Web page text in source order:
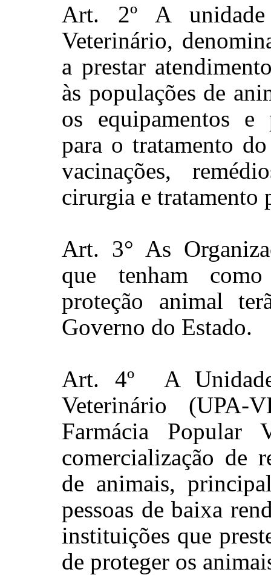
Art. 2º A
Veterinário,
a prestar
às populações de
os equipamentos e
para o tratamento
vacinações,
cirurgia e tratamento
Art. 3° As
que tenham
proteção animal
Governo do Estado.
Art. 4º A
Veterinário (UPA-
Farmácia Popular
comercialização de
de animais,
pessoas de baixa
instituições que
de proteger os